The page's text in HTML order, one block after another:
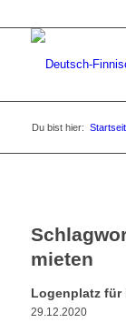
Du bist hier:
mieten
Logenplatz für
29.12.2020